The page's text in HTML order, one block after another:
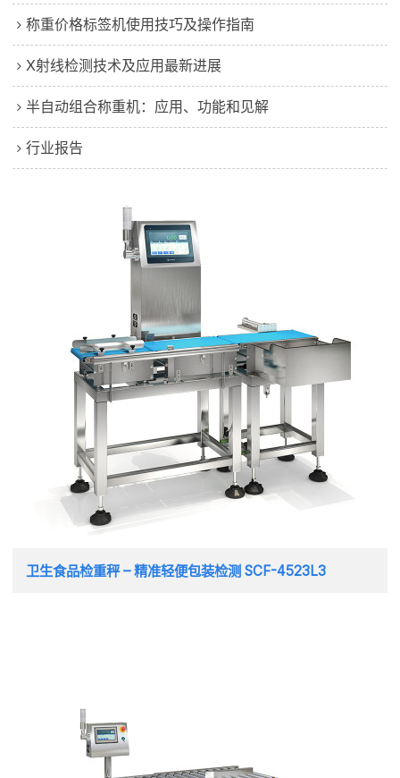
称重价格标签机使用技巧及操作指南
X射线检测技术及应用最新进展
半自动组合称重机：应用、功能和见解
行业报告
卫生食品检重秤 – 精准轻便包装检测 SCF-4523L3